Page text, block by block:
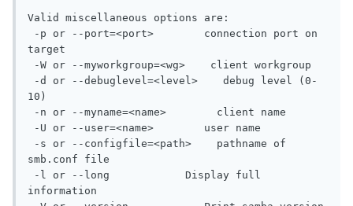
Valid miscellaneous options are:
-p or --port=<port>        connection port on
target
-W or --myworkgroup=<wg>    client workgroup
-d or --debuglevel=<level>    debug level (0-
10)
-n or --myname=<name>        client name
-U or --user=<name>        user name
-s or --configfile=<path>    pathname of
smb.conf file
-l or --long            Display full
information